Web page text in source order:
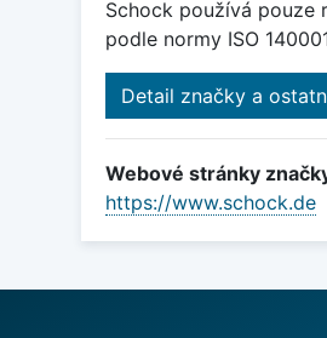
Schock používá pouze
podle normy ISO
Detail značky a
Webové stránky
https://www.schock.de